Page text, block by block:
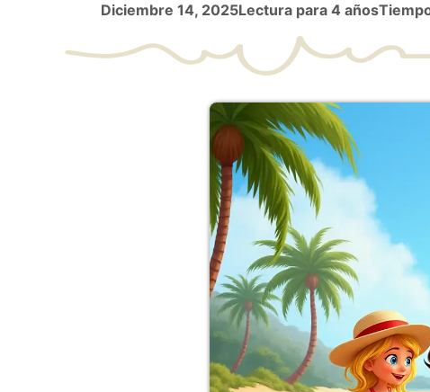
diciembre 14, 2025Lectura para 4 años